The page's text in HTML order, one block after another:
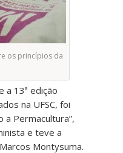
os princípios da
a 13ª edição
na UFSC, foi
a Permacultura”,
e teve a
Montysuma.